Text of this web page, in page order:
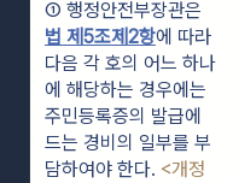
법 제5조제2항에 따라
다음 각 호의 어느 하나
에 해당하는 경우에는
주민등록증의 발급에
드는 경비의 일부를 부
담하여야 한다. <개정